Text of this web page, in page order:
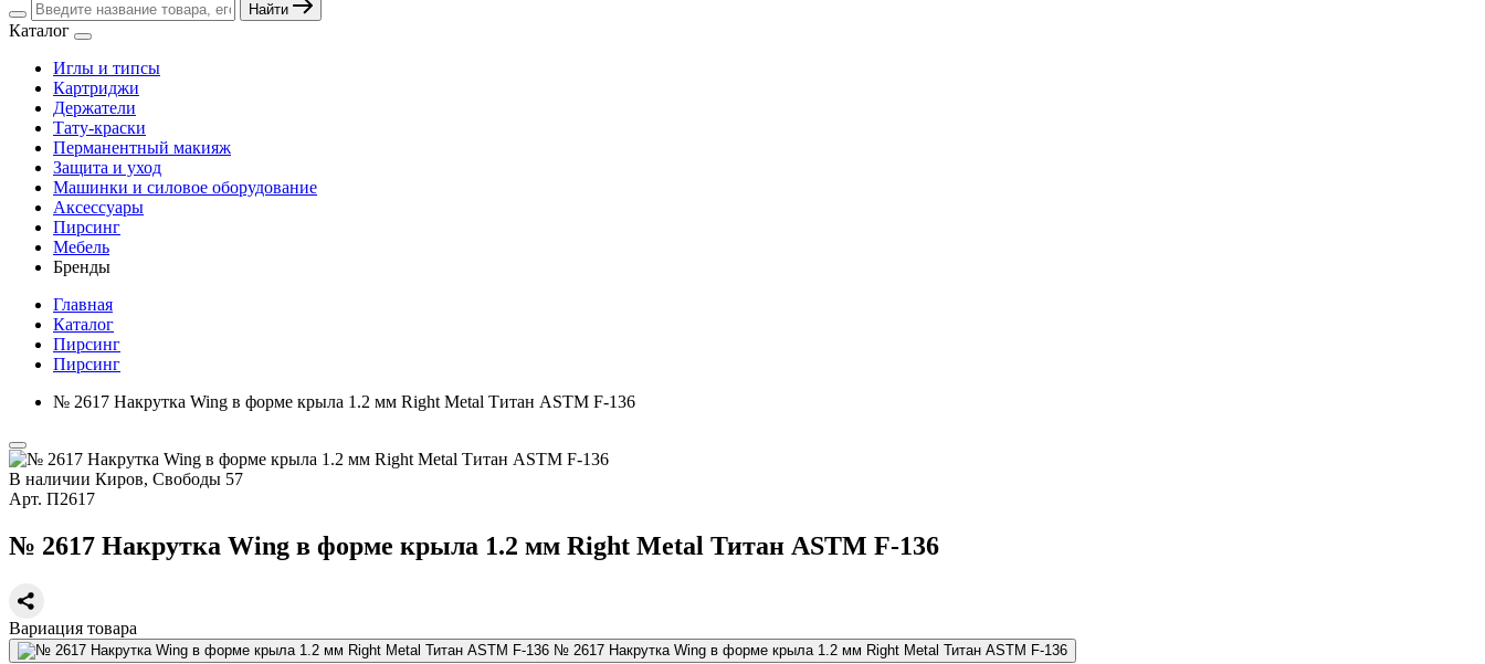
Найти
Каталог
Иглы и типсы
Картриджи
Держатели
Тату-краски
Перманентный макияж
Защита и уход
Машинки и силовое оборудование
Аксессуары
Пирсинг
Мебель
Бренды
Главная
Каталог
Пирсинг
Пирсинг
№ 2617 Накрутка Wing в форме крыла 1.2 мм Right Metal Титан ASTM F-136
В наличии Киров, Свободы 57
Арт. П2617
№ 2617 Накрутка Wing в форме крыла 1.2 мм Right Metal Титан ASTM F-136
Вариация товара
№ 2617 Накрутка Wing в форме крыла 1.2 мм Right Metal Титан ASTM F-136